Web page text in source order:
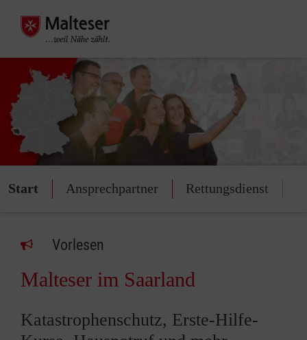
Start Ansprechpartner Rettungsdienst
Vorlesen
Malteser im Saarland
Katastrophenschutz, Erste-Hilfe-